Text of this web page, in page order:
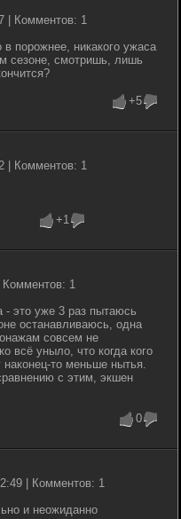
| Комментов: 1
в порожнее, никакого ужаса
сезоне, смотришь, лишь
+5
| Комментов: 1
+1
1
это уже 3 раз пытаюсь
останавливаюсь, одна
совсем не
всё уныло, что когда кого
то меньше нытья.
с этим, экшен
0
| Комментов: 1
и неожиданно